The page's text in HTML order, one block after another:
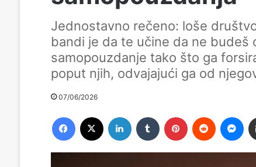
Jednostavno rečeno: loše
bandi je da te učine da ne budeš
samopouzdanje tako što ga
poput njih, odvajajući ga od
07/06/2026